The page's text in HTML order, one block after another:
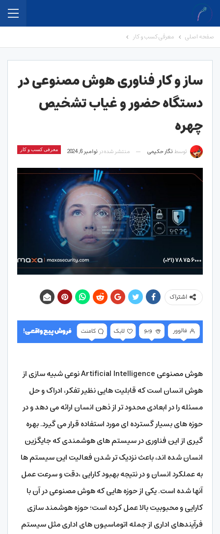
صفحه اصلی معرفی کسب و کار
ساز و کار فناوری هوش مصنوعی در
دستگاه حضور و غیاب تشخیص
چهره
معرفی کسب و کار توسط نگار حکیمی منتشر شده در نوامبر 6, 2024
اشتراک
هوش مصنوعی Artificial Intelligence نوعی شبیه سازی از
هوش انسان است که قابلیت هایی نظیر تفکر، ادراک و حل
مسئله را در ابعادی محدود تر از ذهن انسان ارائه می دهد و در
حوزه های بسیار گسترده ای مورد استفاده قرار می گیرد. بهره
گیری از این فناوری در سیستم های هوشمندی که جایگزین
انسان شده اند، باعث نزدیک تر شدن فعالیت این سیستم ها
به عملکرد انسان و در نتیجه بهبود کارایی ،دقت و سرعت عمل
آنها شده است. یکی از حوزه هایی که هوش مصنوعی در آن با
کارایی و محبوبیت بالا عمل کرده است؛ حوزه هوشمند سازی
فرآیندهای اداری از جمله اتوماسیون های اداری مثل سیستم